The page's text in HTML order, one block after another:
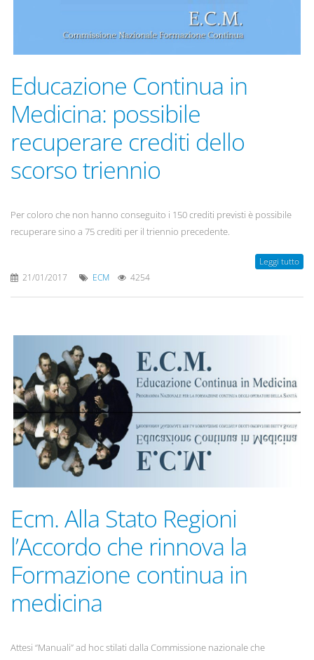
Educazione Continua in
Medicina: possibile
recuperare crediti dello
scorso triennio
Per coloro che non hanno conseguito i 150 crediti previsti è possibile
recuperare sino a 75 crediti per il triennio precedente.
Leggi tutto
21/01/2017 ECM 4254
Ecm. Alla Stato Regioni
l’Accordo che rinnova la
Formazione continua in
medicina
Attesi “Manuali” ad hoc stilati dalla Commissione nazionale che